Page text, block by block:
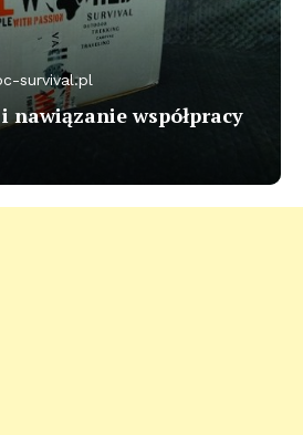
survival.pl
nawiązanie współpracy